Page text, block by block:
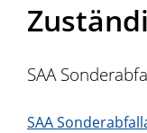
SAA
SAA